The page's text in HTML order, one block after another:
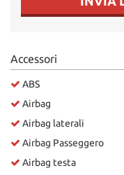
Accessori
ABS
Airbag
Airbag laterali
Airbag Passeggero
Airbag testa